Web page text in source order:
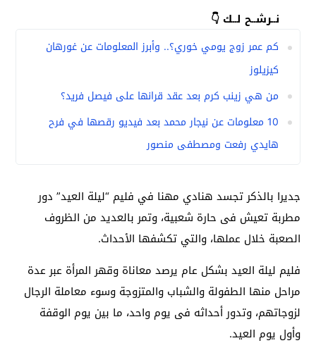
نــرشــح لــك 👇
كم عمر زوج يومي خوري؟.. وأبرز المعلومات عن غورهان
كيزيلوز
من هي زينب كرم بعد عقد قرانها على فيصل فريد؟
10 معلومات عن نيجار محمد بعد فيديو رقصها في فرح
هايدي رفعت ومصطفى منصور
جديرا بالذكر تجسد هنادي مهنا في فليم “ليلة العيد” دور
مطربة تعيش فى حارة شعبية، وتمر بالعديد من الظروف
الصعبة خلال عملها، والتي تكشفها الأحداث.
فليم ليلة العيد بشكل عام يرصد معاناة وقهر المرأة عبر عدة
مراحل منها الطفولة والشباب والمتزوجة وسوء معاملة الرجال
لزوجاتهم، وتدور أحداثه فى يوم واحد، ما بين يوم الوقفة
وأول يوم العيد.